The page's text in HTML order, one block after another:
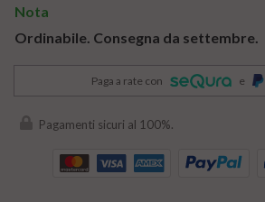
Nota
Ordinabile. Consegna da settembre.
Paga a rate con e
Pagamenti sicuri al 100%.